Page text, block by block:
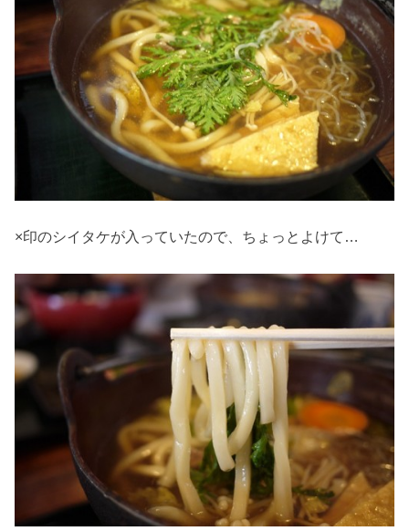
×印のシイタケが入っていたので、ちょっとよけて…